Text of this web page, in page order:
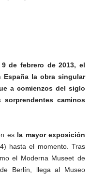
de febrero de 2013, el
España la obra singular
a comienzos del siglo
caminos
es la mayor exposición
hasta el momento. Tras
el Moderna Museet de
Berlín, llega al Museo